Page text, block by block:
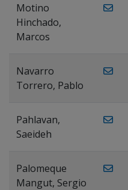
Motino
Hinchado,
Marcos
Navarro
Torrero, Pablo
Pahlavan,
Saeideh
Palomeque
Mangut, Sergio